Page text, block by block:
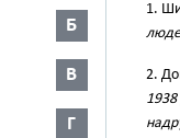
Б
В
Г
1.
2.
1938